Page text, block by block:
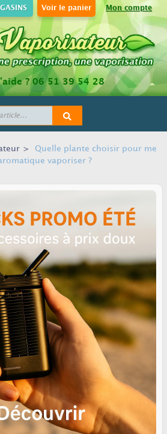
Mon compte
Voir le panier
?06 51 39 54 28
>
Quelle plante choisir pour me
vaporiser ?